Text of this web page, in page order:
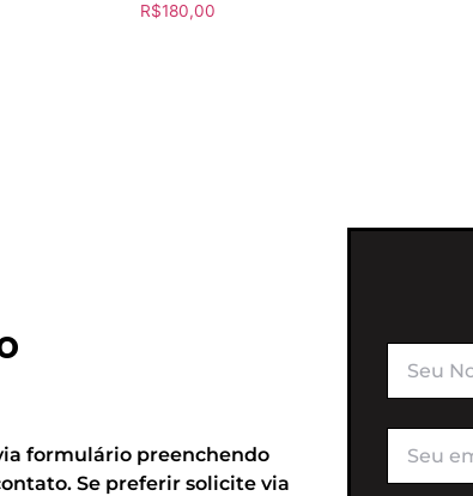
R$180,00
formulário preenchendo
Se preferir solicite via